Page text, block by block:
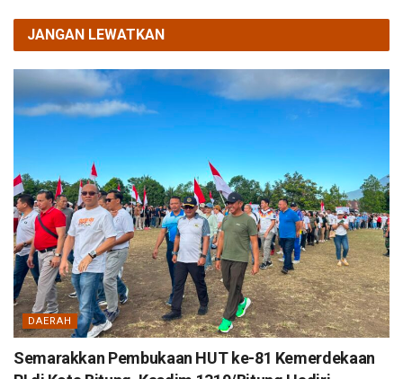
JANGAN LEWATKAN
DAERAH
Semarakkan Pembukaan HUT ke-81 Kemerdekaan